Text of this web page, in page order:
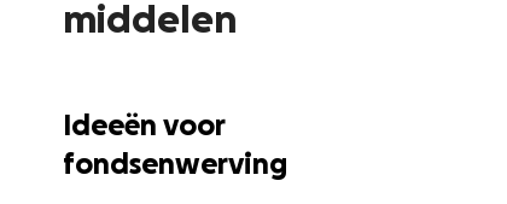
middelen
Ideeën voor
fondsenwerving